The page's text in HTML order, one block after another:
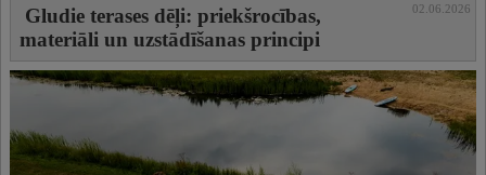
Gludie terases dēļi: priekšrocības,
materiāli un uzstādīšanas principi
02.06.2026